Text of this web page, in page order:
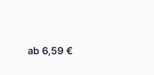
ab 6,59 €